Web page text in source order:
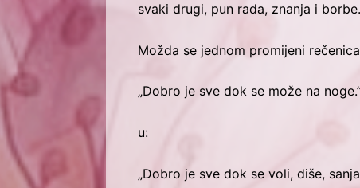
svaki drugi, pun rada, znanja i borbe.
Možda se jednom promijeni
„Dobro je sve dok se može na
u:
„Dobro je sve dok se voli, diše,